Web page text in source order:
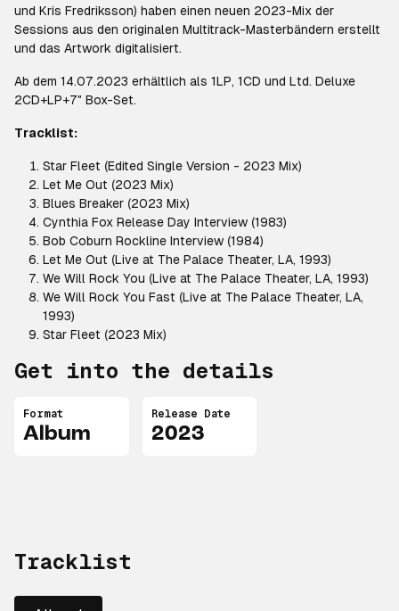
und Kris Fredriksson) haben einen neuen 2023-Mix der
Sessions aus den originalen Multitrack-Masterbändern erstellt
und das Artwork digitalisiert.
Ab dem 14.07.2023 erhältlich als 1LP, 1CD und Ltd. Deluxe
2CD+LP+7" Box-Set.
Tracklist:
Star Fleet (Edited Single Version - 2023 Mix)
Let Me Out (2023 Mix)
Blues Breaker (2023 Mix)
Cynthia Fox Release Day Interview (1983)
Bob Coburn Rockline Interview (1984)
Let Me Out (Live at The Palace Theater, LA, 1993)
We Will Rock You (Live at The Palace Theater, LA, 1993)
We Will Rock You Fast (Live at The Palace Theater, LA,
1993)
Star Fleet (2023 Mix)
Get into the details
Format
Album
Release Date
2023
Tracklist